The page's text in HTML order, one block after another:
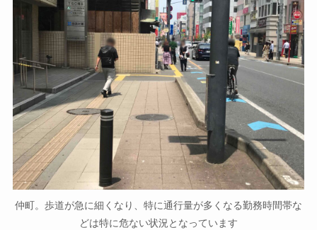
仲町。歩道が急に細くなり、特に通行量が多くなる勤務時間帯な
どは特に危ない状況となっています